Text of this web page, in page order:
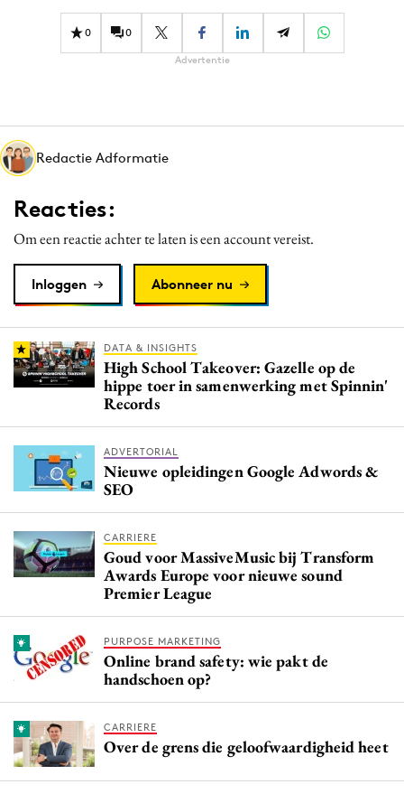
0 0
Advertentie
Redactie Adformatie
Reacties:
Om een reactie achter te laten is een account vereist.
Inloggen Abonneer nu
DATA & INSIGHTS
High School Takeover: Gazelle op de
hippe toer in samenwerking met Spinnin'
Records
ADVERTORIAL
Nieuwe opleidingen Google Adwords &
SEO
CARRIERE
Goud voor MassiveMusic bij Transform
Awards Europe voor nieuwe sound
Premier League
PURPOSE MARKETING
Online brand safety: wie pakt de
handschoen op?
CARRIERE
Over de grens die geloofwaardigheid heet